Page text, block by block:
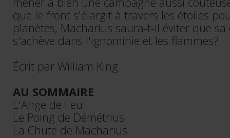
que le front s'élargit à travers les étoiles
planètes, Macharius saura-t-il éviter que
s'achève dans l'ignominie et les flammes?
Écrit par William King
AU SOMMAIRE
L'Ange de Feu
Le Poing de Démétrius
La Chute de Macharius